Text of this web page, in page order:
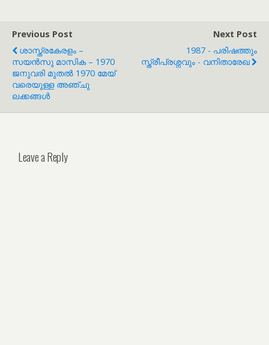
Previous Post
ശാസ്ത്രകേരളം –
സയൻസു മാസിക – 1970
ജനുവരി മുതൽ 1970 മേയ്
വരെയുള്ള അഞ്ചു
ലക്കങ്ങൾ
Next Post
1987 - പരിഷത്തും
സ്ത്രീപ്രശ്നവും - വനിതാരേഖ
Leave a Reply